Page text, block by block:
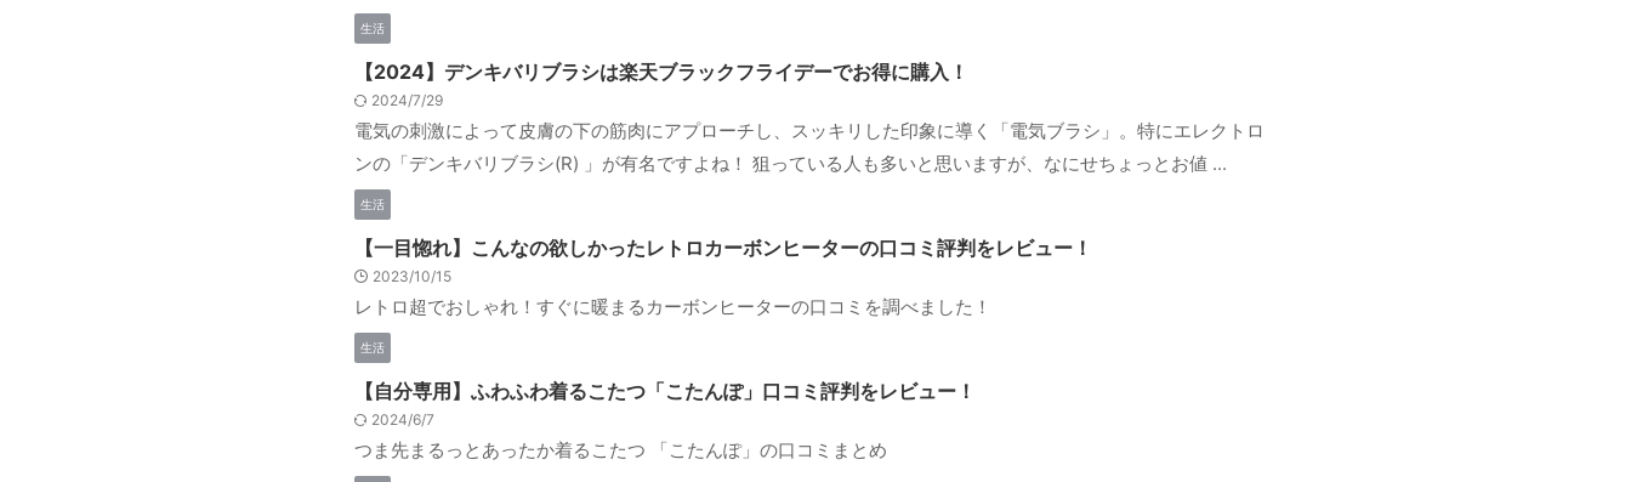
生活
【2024】デンキバリブラシは楽天ブラックフライデーでお得に購入！
2024/7/29
電気の刺激によって皮膚の下の筋肉にアプローチし、スッキリした印象に導く「電気ブラシ」。特にエレクトロ
ンの「デンキバリブラシ(R) 」が有名ですよね！ 狙っている人も多いと思いますが、なにせちょっとお値 ...
生活
【一目惚れ】こんなの欲しかったレトロカーボンヒーターの口コミ評判をレビュー！
2023/10/15
レトロ超でおしゃれ！すぐに暖まるカーボンヒーターの口コミを調べました！
生活
【自分専用】ふわふわ着るこたつ「こたんぽ」口コミ評判をレビュー！
2024/6/7
つま先まるっとあったか着るこたつ 「こたんぽ」の口コミまとめ